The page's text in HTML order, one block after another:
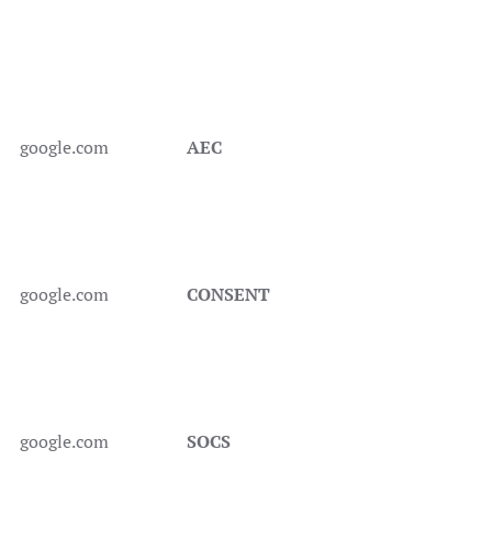
google.com AEC
google.com CONSENT
google.com SOCS